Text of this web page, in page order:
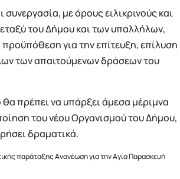
με όρους ειλικρινούς και
του Δήμου και των υπαλλήλων,
προϋπόθεση για την επίτευξη, επίλυση
των απαιτούμενων δράσεων του
θα πρέπει να υπάρξει άμεσα μέριμνα
του νέου Οργανισμού του Δήμου,
δραματικά.
παράταξης Ανανέωση για την Αγία Παρασκευή